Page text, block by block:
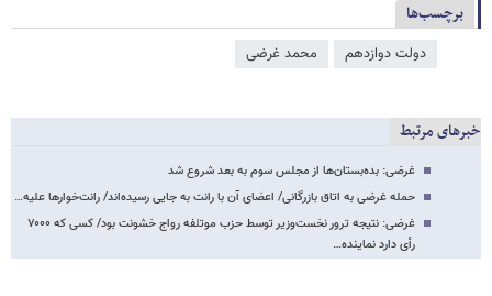
برچسب‌ها
دولت دوازدهم محمد غرضی
خبرهای مرتبط
غرضی: بده‌بستان‌ها از مجلس سوم به بعد شروع شد
حمله غرضی به اتاق بازرگانی/ اعضای آن با رانت به جایی رسیده‌اند/ رانت‌خوارها علیه…
غرضی: نتیجه ترور نخست‌وزیر توسط حزب موتلفه رواج خشونت بود/ کسی که ۷۰۰۰
رأی دارد نماینده…